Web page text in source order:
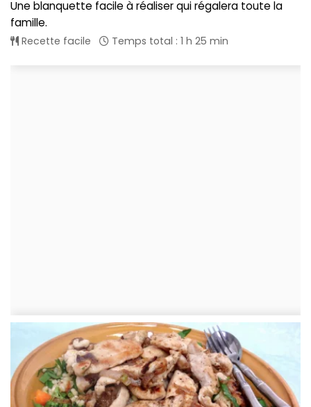
Une blanquette facile à réaliser qui régalera toute la
famille.
Recette facile Temps total : 1 h 25 min